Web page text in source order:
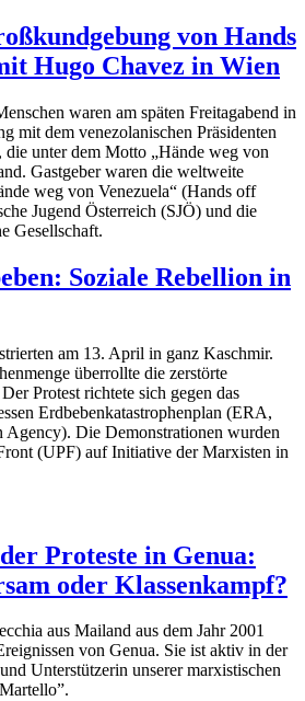
von Hands
Hugo Chavez in Wien
waren am späten Freitagabend in
mit dem venezolanischen Präsidenten
die unter dem Motto „Hände weg von
Gastgeber waren die weltweite
weg von Venezuela“ (Hands off
Jugend Österreich (SJÖ) und die
Gesellschaft.
Soziale Rebellion in
am 13. April in ganz Kaschmir.
überrollte die zerstörte
Protest richtete sich gegen das
Erdbebenkatastrophenplan (ERA,
Agency). Die Demonstrationen wurden
(UPF) auf Initiative der Marxisten in
Proteste in Genua:
oder Klassenkampf?
aus Mailand aus dem Jahr 2001
von Genua. Sie ist aktiv in der
Unterstützerin unserer marxistischen